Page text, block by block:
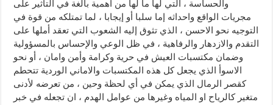
والحساسة ، التي لها ما لها من أهمية بالغة في التأثير على
مجريات الواقع واحداثه إما سلبا أو إيجابا ، لما تمتلكه من قوة في
التوجيه نحو الاحسن ، الذي تثوق إليه الشعوب التي تعقد أملها على
التقدم والازدهار والرفاهية ، في ظل الوعي والإحساس بالمسؤولية
وضمان مكتسبات العيش في حرية وكرامة وأمن وامان ، أو نحو
الاسوأ الذي يجعل كل هذه المكتسبات والاماني الوردية تتحطم
كقصر الرمال الذي يمكن في أي لحظة وحين ، من تعرضه لأدنى
متغير كالرياح او المياه وغيرها من عوامل الهدم ، ان تجعله في خبر